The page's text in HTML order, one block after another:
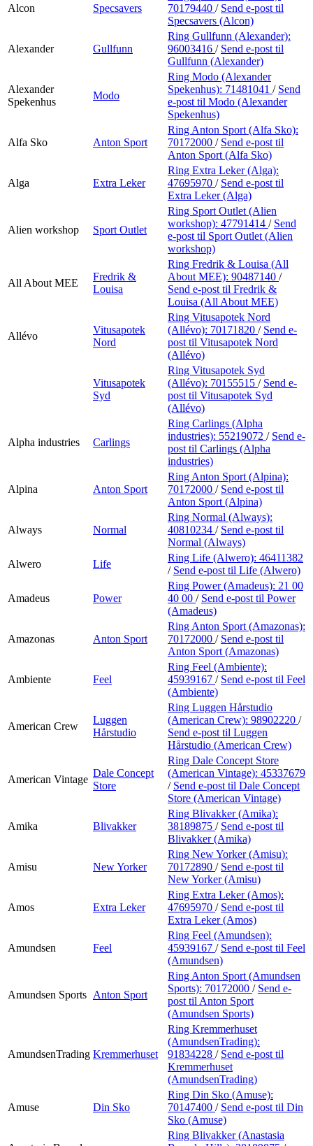
Alcon Specsavers
70179440 / Send e-post til
Specsavers (Alcon)
Alexander Gullfunn
Ring Gullfunn (Alexander):
96003416 / Send e-post til
Gullfunn (Alexander)
Alexander
Spekenhus
Modo
Ring Modo (Alexander
Spekenhus): 71481041 / Send
e-post til Modo (Alexander
Spekenhus)
Alfa Sko Anton Sport
Ring Anton Sport (Alfa Sko):
70172000 / Send e-post til
Anton Sport (Alfa Sko)
Alga Extra Leker
Ring Extra Leker (Alga):
47695970 / Send e-post til
Extra Leker (Alga)
Alien workshop Sport Outlet
Ring Sport Outlet (Alien
workshop): 47791414 / Send
e-post til Sport Outlet (Alien
workshop)
All About MEE
Fredrik &
Louisa
Ring Fredrik & Louisa (All
About MEE): 90487140 /
Send e-post til Fredrik &
Louisa (All About MEE)
Allévo
Vitusapotek
Nord
Ring Vitusapotek Nord
(Allévo): 70171820 / Send e-
post til Vitusapotek Nord
(Allévo)
Vitusapotek
Syd
Ring Vitusapotek Syd
(Allévo): 70155515 / Send e-
post til Vitusapotek Syd
(Allévo)
Alpha industries Carlings
Ring Carlings (Alpha
industries): 55219072 / Send e-
post til Carlings (Alpha
industries)
Alpina Anton Sport
Ring Anton Sport (Alpina):
70172000 / Send e-post til
Anton Sport (Alpina)
Always Normal
Ring Normal (Always):
40810234 / Send e-post til
Normal (Always)
Alwero
Life
Ring Life (Alwero): 46411382
/ Send e-post til Life (Alwero)
Amadeus Power
Ring Power (Amadeus): 21 00
40 00 / Send e-post til Power
(Amadeus)
Amazonas Anton Sport
Ring Anton Sport (Amazonas):
70172000 / Send e-post til
Anton Sport (Amazonas)
Ambiente Feel
Ring Feel (Ambiente):
45939167 / Send e-post til Feel
(Ambiente)
American Crew
Luggen
Hårstudio
Ring Luggen Hårstudio
(American Crew): 98902220 /
Send e-post til Luggen
Hårstudio (American Crew)
American Vintage
Dale Concept
Store
Ring Dale Concept Store
(American Vintage): 45337679
/ Send e-post til Dale Concept
Store (American Vintage)
Amika Blivakker
Ring Blivakker (Amika):
38189875 / Send e-post til
Blivakker (Amika)
Amisu New Yorker
Ring New Yorker (Amisu):
70172890 / Send e-post til
New Yorker (Amisu)
Amos Extra Leker
Ring Extra Leker (Amos):
47695970 / Send e-post til
Extra Leker (Amos)
Amundsen Feel
Ring Feel (Amundsen):
45939167 / Send e-post til Feel
(Amundsen)
Amundsen Sports Anton Sport
Ring Anton Sport (Amundsen
Sports): 70172000 / Send e-
post til Anton Sport
(Amundsen Sports)
AmundsenTrading Kremmerhuset
Ring Kremmerhuset
(AmundsenTrading):
91834228 / Send e-post til
Kremmerhuset
(AmundsenTrading)
Amuse Din Sko
Ring Din Sko (Amuse):
70147400 / Send e-post til Din
Sko (Amuse)
Ring Blivakker (Anastasia